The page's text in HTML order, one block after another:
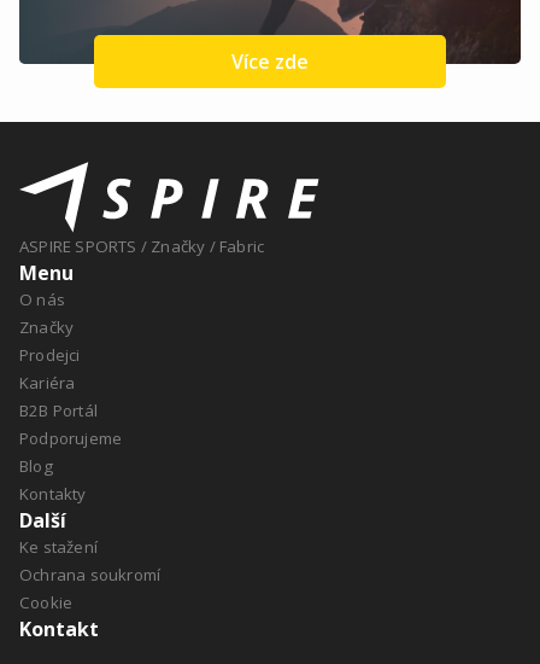
Kontakty
Více zde
ASPIRE SPORTS / Značky / Fabric
Menu
O nás
Značky
Prodejci
Kariéra
B2B Portál
Podporujeme
Blog
Kontakty
Další
Ke stažení
Ochrana soukromí
Cookie
Kontakt